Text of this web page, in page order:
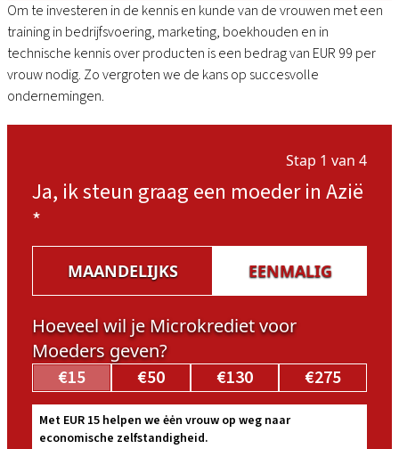
Om te investeren in de kennis en kunde van de vrouwen met een
training in bedrijfsvoering, marketing, boekhouden en in
technische kennis over producten is een bedrag van EUR 99 per
vrouw nodig. Zo vergroten we de kans op succesvolle
ondernemingen.
Stap 1 van 4
Ja, ik steun graag een moeder in Azië
*
MAANDELIJKS EENMALIG
Hoeveel wil je Microkrediet voor
Moeders geven?
€15 €50 €130 €275
Met EUR 15 helpen we ėėn vrouw op weg naar
economische zelfstandigheid.